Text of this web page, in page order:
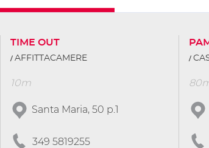
TIME OUT
AFFITTACAMERE
10m
Santa Maria, 50 p.1
349 5819255